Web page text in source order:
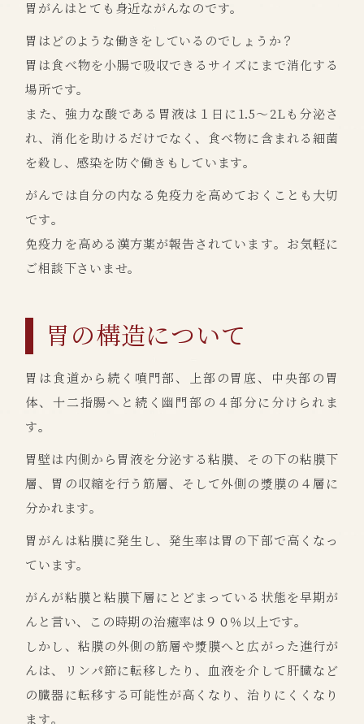
胃がんはとても身近ながんなのです。
胃はどのような働きをしているのでしょうか？
胃は食べ物を小腸で吸収できるサイズにまで消化する
場所です。
また、強力な酸である胃液は１日に1.5～2Lも分泌さ
れ、消化を助けるだけでなく、食べ物に含まれる細菌
を殺し、感染を防ぐ働きもしています。
がんでは自分の内なる免疫力を高めておくことも大切
です。
免疫力を高める漢方薬が報告されています。お気軽に
ご相談下さいませ。
胃の構造について
胃は食道から続く噴門部、上部の胃底、中央部の胃
体、十二指腸へと続く幽門部の４部分に分けられま
す。
胃壁は内側から胃液を分泌する粘膜、その下の粘膜下
層、胃の収縮を行う筋層、そして外側の漿膜の４層に
分かれます。
胃がんは粘膜に発生し、発生率は胃の下部で高くなっ
ています。
がんが粘膜と粘膜下層にとどまっている状態を早期が
んと言い、この時期の治癒率は９０％以上です。
しかし、粘膜の外側の筋層や漿膜へと広がった進行が
んは、リンパ節に転移したり、血液を介して肝臓など
の臓器に転移する可能性が高くなり、治りにくくなり
ます。